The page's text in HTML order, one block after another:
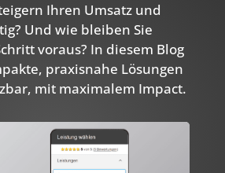
Ihren Umsatz und
Und wie bleiben Sie
voraus? In diesem Blog
praxisnahe Lösungen
mit maximalem Impact.